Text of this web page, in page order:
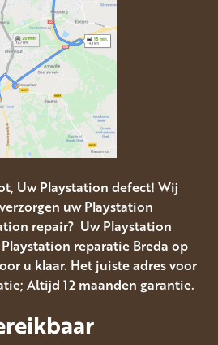
Uw Playstation defect! Wij
uw Playstation
repair? Uw Playstation
reparatie Breda op
u klaar. Het juiste adres voor
Altijd 12 maanden garantie.